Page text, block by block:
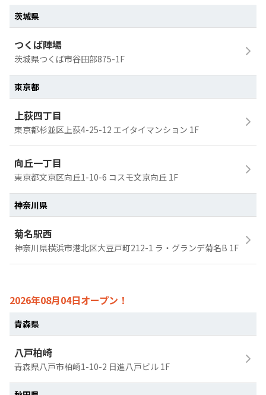
茨城県
つくば陣場
茨城県つくば市谷田部875-1F
東京都
上荻四丁目
東京都杉並区上荻4-25-12 エイタイマンション 1F
向丘一丁目
東京都文京区向丘1-10-6 コスモ文京向丘 1F
神奈川県
菊名駅西
神奈川県横浜市港北区大豆戸町212-1 ラ・グランデ菊名B 1F
2026年08月04日オープン！
青森県
八戸柏崎
青森県八戸市柏崎1-10-2 日進八戸ビル 1F